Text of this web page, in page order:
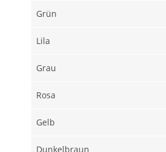
Grün
Lila
Grau
Rosa
Gelb
Dunkelbraun